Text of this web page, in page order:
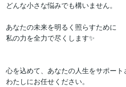
どんな小さな悩みでも構いません。
あなたの未来を明るく照らすために
私の力を全力で尽くします✨
心を込めて、あなたの人生をサポー
わたしにお任せください。